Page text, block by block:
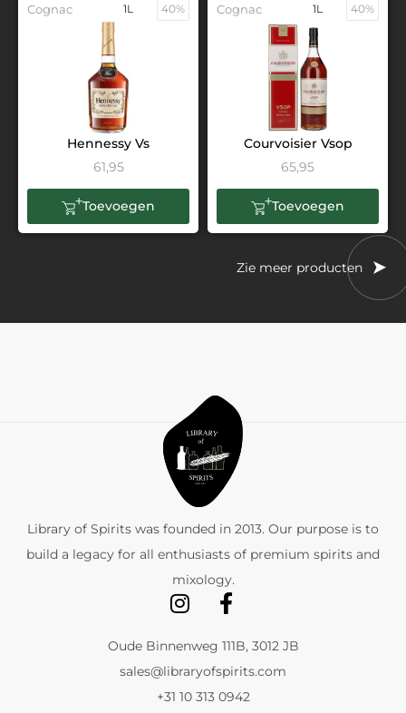
Cognac 1L 40%
Hennessy Vs
61,95
Toevoegen
Cognac 1L 40%
Courvoisier Vsop
65,95
Toevoegen
Zie meer producten
Library of Spirits was founded in 2013. Our purpose is to
build a legacy for all enthusiasts of premium spirits and
mixology.
Oude Binnenweg 111B, 3012 JB
sales@libraryofspirits.com
+31 10 313 0942